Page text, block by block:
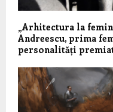
„Arhitectura la
Andreescu, prima
personalități